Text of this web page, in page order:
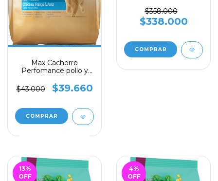
Max Cachorro
Perfomance pollo y
$43.000
$39.660
$358.000
$338.000
13%
OFF
4%
OFF